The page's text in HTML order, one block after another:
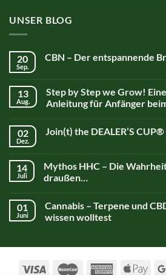
UNSER BLOG
20
Sep.
CBN – Der entspannende
13
Aug.
Step by Step we Grow!
Anleitung für Anfänger
02
Dez.
Join(t) the DEALER’S
14
Juli
Mythos HHC – Die
draußen…
01
Juni
Cannabis – Terpene und
wissen wolltest